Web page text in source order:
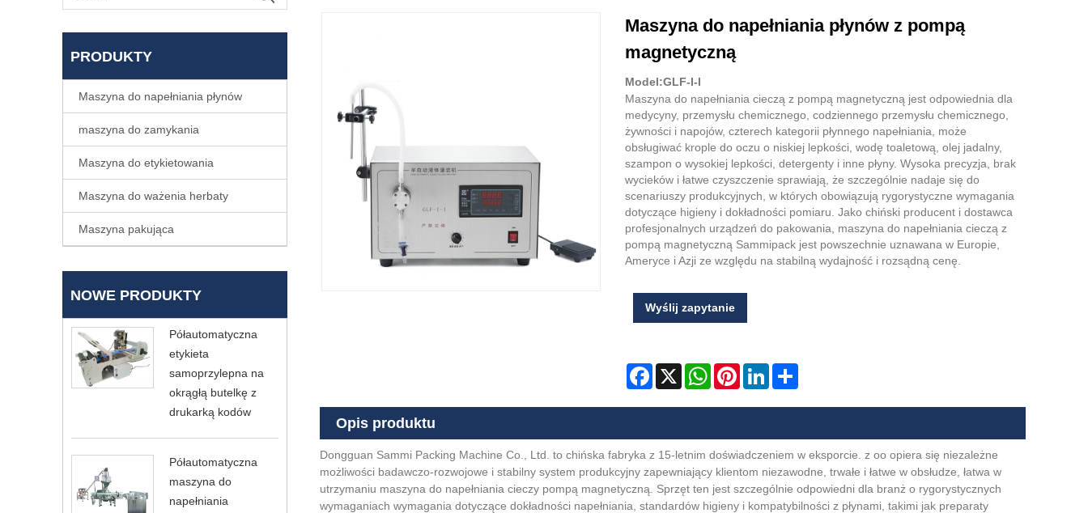
PRODUKTY
Maszyna do napełniania płynów
maszyna do zamykania
Maszyna do etykietowania
Maszyna do ważenia herbaty
Maszyna pakująca
NOWE PRODUKTY
Półautomatyczna
etykieta
samoprzylepna na
okrągłą butelkę z
drukarką kodów
Półautomatyczna
maszyna do
napełniania
Maszyna do napełniania płynów z pompą
magnetyczną
Model:GLF-I-I
Maszyna do napełniania cieczą z pompą magnetyczną jest odpowiednia dla
medycyny, przemysłu chemicznego, codziennego przemysłu chemicznego,
żywności i napojów, czterech kategorii płynnego napełniania, może
obsługiwać krople do oczu o niskiej lepkości, wodę toaletową, olej jadalny,
szampon o wysokiej lepkości, detergenty i inne płyny. Wysoka precyzja, brak
wycieków i łatwe czyszczenie sprawiają, że szczególnie nadaje się do
scenariuszy produkcyjnych, w których obowiązują rygorystyczne wymagania
dotyczące higieny i dokładności pomiaru. Jako chiński producent i dostawca
profesjonalnych urządzeń do pakowania, maszyna do napełniania cieczą z
pompą magnetyczną Sammipack jest powszechnie uznawana w Europie,
Ameryce i Azji ze względu na stabilną wydajność i rozsądną cenę.
Wyślij zapytanie
Facebook
X WhatsAppPinterestLinkedInShare
Opis produktu
Dongguan Sammi Packing Machine Co., Ltd. to chińska fabryka z 15-letnim doświadczeniem w eksporcie. z oo opiera się niezależne
możliwości badawczo-rozwojowe i stabilny system produkcyjny zapewniający klientom niezawodne, trwałe i łatwe w obsłudze, łatwa w
utrzymaniu maszyna do napełniania cieczy pompą magnetyczną. Sprzęt ten jest szczególnie odpowiedni dla branż o rygorystycznych
wymaganiach wymagania dotyczące dokładności napełniania, standardów higieny i kompatybilności z płynami, takimi jak preparaty